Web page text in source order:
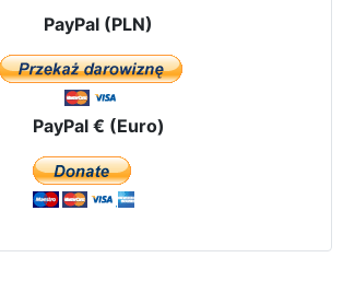
PayPal (PLN)
PayPal € (Euro)